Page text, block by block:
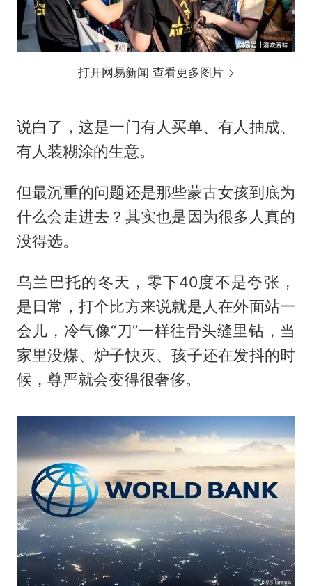
打开网易新闻 查看更多图片
说白了，这是一门有人买单、有人抽成、
有人装糊涂的生意。
但最沉重的问题还是那些蒙古女孩到底为
什么会走进去？其实也是因为很多人真的
没得选。
乌兰巴托的冬天，零下40度不是夸张，
是日常，打个比方来说就是人在外面站一
会儿，冷气像“刀”一样往骨头缝里钻，当
家里没煤、炉子快灭、孩子还在发抖的时
候，尊严就会变得很奢侈。